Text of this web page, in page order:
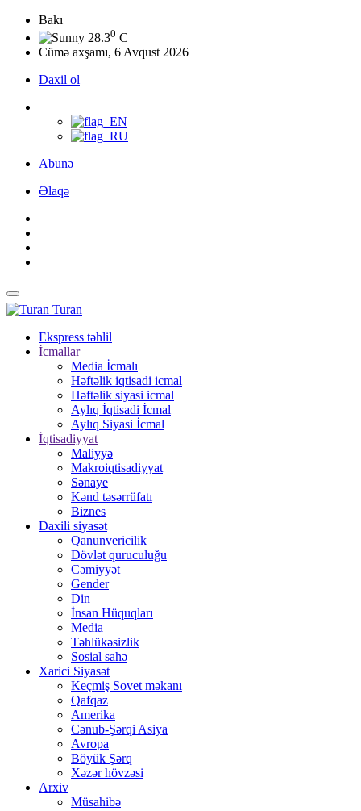
Bakı
28.30 C
Cümə axşamı, 6 Avqust 2026
Daxil ol
Abunə
Əlaqə
Turan
Ekspress təhlil
İcmallar
Media İcmalı
Həftəlik iqtisadi icmal
Həftəlik siyasi icmal
Aylıq İqtisadi İcmal
Aylıq Siyasi İcmal
İqtisadiyyat
Maliyyə
Makroiqtisadiyyat
Sənaye
Kənd təsərrüfatı
Biznes
Daxili siyasət
Qanunvericilik
Dövlət quruculuğu
Cəmiyyət
Gender
Din
İnsan Hüquqları
Media
Təhlükəsizlik
Sosial sahə
Xarici Siyasət
Keçmiş Sovet məkanı
Qafqaz
Amerika
Cənub-Şərqi Asiya
Avropa
Böyük Şərq
Xəzər hövzəsi
Arxiv
Müsahibə